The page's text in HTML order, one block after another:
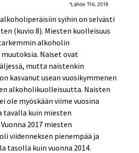
syihin on selvästi
(kuvio 8). Miesten kuolleisuus
alkoholin
Naiset ovat
mutta naistenkin
kasvanut usean vuosikymmenen
alkoholikuolleisuutta. Naisten
ole myöskään viime vuosina
tavalla kuin miesten
2017 miesten
viidenneksen pienempää ja
tasolla kuin vuonna 2014.